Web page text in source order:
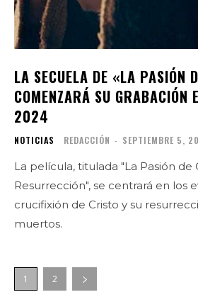
LA SECUELA DE «LA PASIÓN
COMENZARÁ SU GRABACIÓN
2024
NOTICIAS REDACCIÓN - SEPTIEMBRE 5,
La película, titulada "La Pasión de
Resurrección", se centrará en los
crucifixión de Cristo y su
muertos.
1 2